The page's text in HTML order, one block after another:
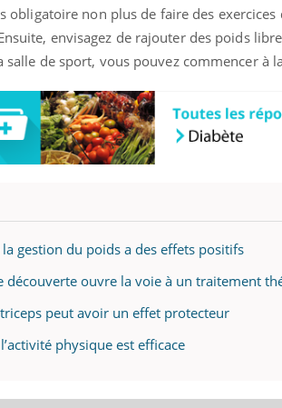
obligatoire non plus de faire des
envisagez de rajouter des poids
de sport, vous pouvez commencer à
gestion du poids a des effets positifs
découverte ouvre la voie à un traitement
peut avoir un effet protecteur
physique est efficace
en fer : comprendre pour
Youtube